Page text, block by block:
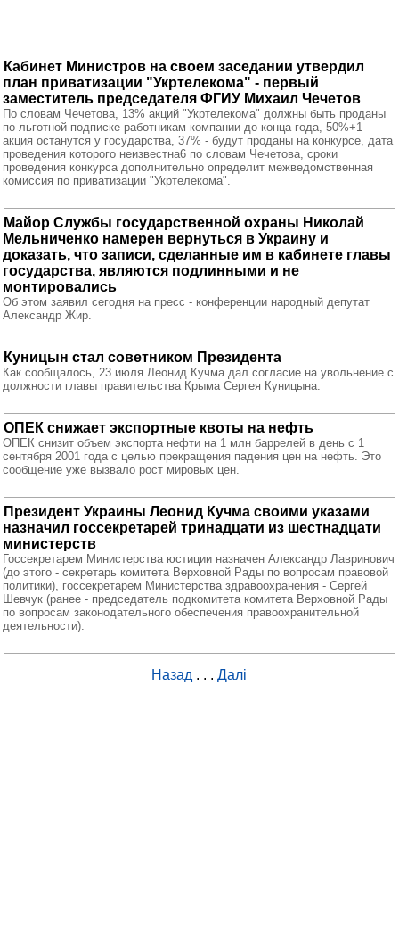
Кабинет Министров на своем заседании утвердил
план приватизации "Укртелекома" - первый
заместитель председателя ФГИУ Михаил Чечетов
По словам Чечетова, 13% акций "Укртелекома" должны быть проданы
по льготной подписке работникам компании до конца года, 50%+1
акция останутся у государства, 37% - будут проданы на конкурсе, дата
проведения которого неизвестна6 по словам Чечетова, сроки
проведения конкурса дополнительно определит межведомственная
комиссия по приватизации "Укртелекома".
Майор Службы государственной охраны Николай
Мельниченко намерен вернуться в Украину и
доказать, что записи, сделанные им в кабинете главы
государства, являются подлинными и не
монтировались
Об этом заявил сегодня на пресс - конференции народный депутат
Александр Жир.
Куницын стал советником Президента
Как сообщалось, 23 июля Леонид Кучма дал согласие на увольнение с
должности главы правительства Крыма Сергея Куницына.
ОПЕК снижает экспортные квоты на нефть
ОПЕК снизит объем экспорта нефти на 1 млн баррелей в день с 1
сентября 2001 года с целью прекращения падения цен на нефть. Это
сообщение уже вызвало рост мировых цен.
Президент Украины Леонид Кучма своими указами
назначил госсекретарей тринадцати из шестнадцати
министерств
Госсекретарем Министерства юстиции назначен Александр Лавринович
(до этого - секретарь комитета Верховной Рады по вопросам правовой
политики), госсекретарем Министерства здравоохранения - Сергей
Шевчук (ранее - председатель подкомитета комитета Верховной Рады
по вопросам законодательного обеспечения правоохранительной
деятельности).
Назад . . . Далі